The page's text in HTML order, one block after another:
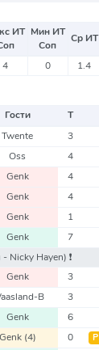
ИТ Мин ИТ
Соп
Ср ИТ
4 0 1.4
Гости Т
Twente 3
Oss 4
Genk 4
Genk 4
Genk 1
Genk 7
- Nicky Hayen) ❗️
Genk 3
B 3
Genk 6
Genk (4) 0 Р